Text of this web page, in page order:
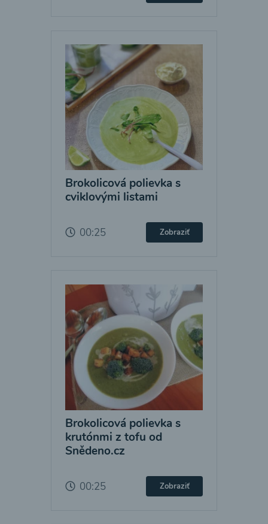
Brokolicová polievka s
cviklovými listami
00:25 Zobraziť
Brokolicová polievka s
krutónmi z tofu od
Snědeno.cz
00:25 Zobraziť